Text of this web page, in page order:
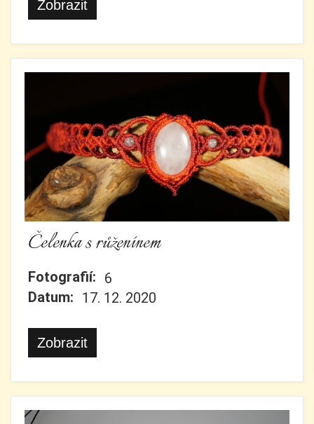
Zobrazit
Čelenka s růženínem
Fotografií: 6
Datum: 17. 12. 2020
Zobrazit